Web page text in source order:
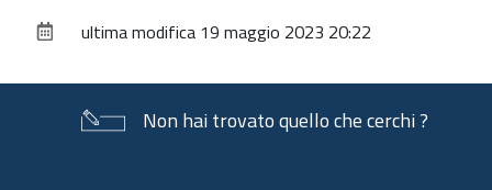
documentoultima modifica 19 maggio 2023 20:22
Non hai trovato quello che cerchi ?